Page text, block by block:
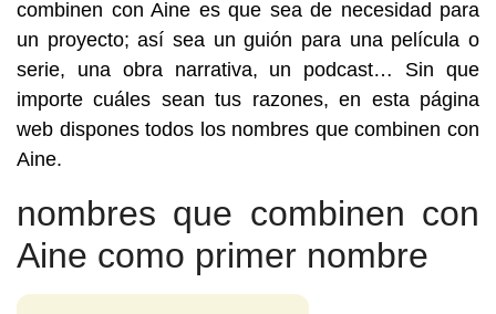
combinen con Aine es que sea de necesidad para
un proyecto; así sea un guión para una película o
serie, una obra narrativa, un podcast… Sin que
importe cuáles sean tus razones, en esta página
web dispones todos los nombres que combinen con
Aine.
nombres que combinen con
Aine como primer nombre